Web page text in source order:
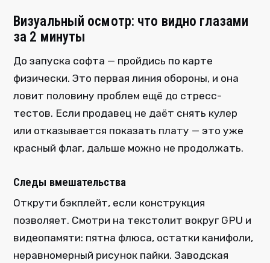
Визуальный осмотр: что видно глазами
за 2 минуты
До запуска софта — пройдись по карте
физически. Это первая линия обороны, и она
ловит половину проблем ещё до стресс-
тестов. Если продавец не даёт снять кулер
или отказывается показать плату — это уже
красный флаг, дальше можно не продолжать.
Следы вмешательства
Открути бэкплейт, если конструкция
позволяет. Смотри на текстолит вокруг GPU и
видеопамяти: пятна флюса, остатки канифоли,
неравномерный рисунок пайки. Заводская